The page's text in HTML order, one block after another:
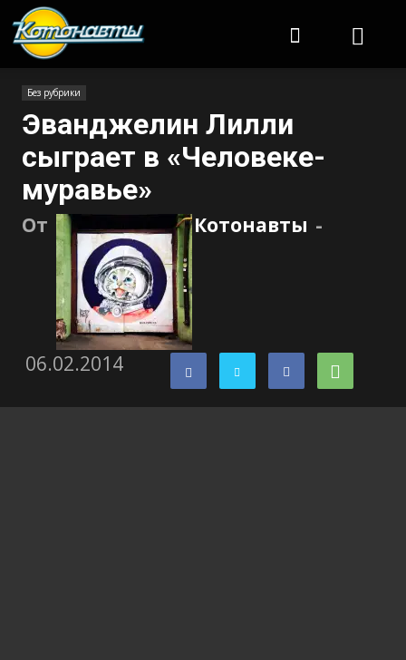
Без рубрики
Эванджелин Лилли
сыграет в «Человеке-
муравье»
От Котонавты -
06.02.2014